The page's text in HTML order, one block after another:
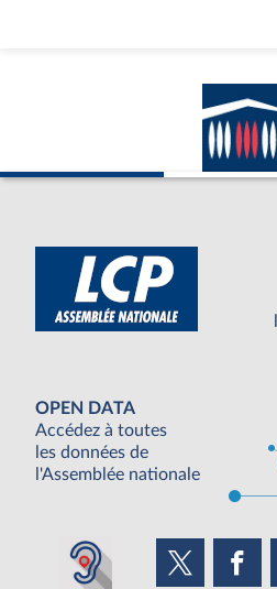
OPEN DATA
Accédez à toutes
les données de
l'Assemblée nationale